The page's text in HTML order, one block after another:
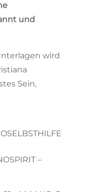
und
wird
Sein,
–